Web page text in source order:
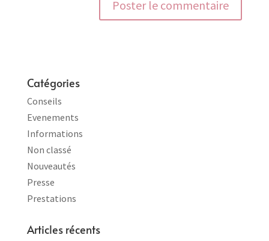
Catégories
Conseils
Evenements
Informations
Non classé
Nouveautés
Presse
Prestations
Articles récents